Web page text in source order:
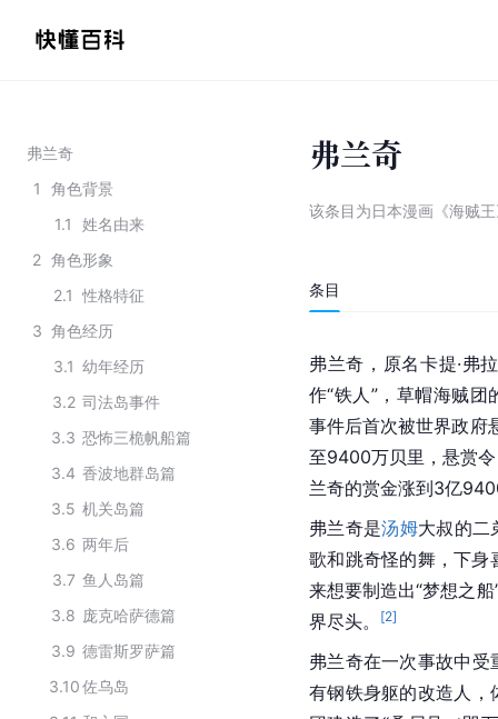
弗兰奇
1
角色背景
1.1
姓名由来
2 角色形象
2.1 性格特征
3 角色经历
3.1 幼年经历
3.2 司法岛事件
3.3 恐怖三桅帆船篇
3.4 香波地群岛篇
3.5 机关岛篇
3.6 两年后
3.7 鱼人岛篇
3.8 庞克哈萨德篇
3.9 德雷斯罗萨篇
3.10佐乌岛
弗兰奇
该条目为日本漫画《海贼
条目
弗兰奇，原名卡提·弗
作“铁人”，草帽海贼
事件后首次被世界政府
至9400万贝里，悬赏
兰奇的赏金涨到3亿
弗兰奇是汤姆大叔的二
歌和跳奇怪的舞，下身
来想要制造出“梦想之
界尽头。
[2]
弗兰奇在一次事故中
有钢铁身躯的改造人，